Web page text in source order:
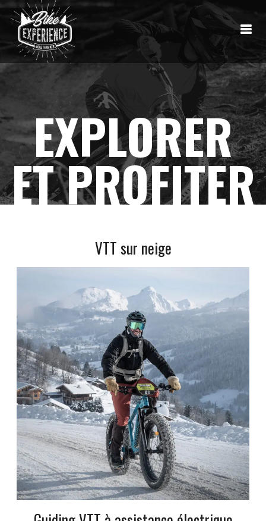
EXPLORER
ET PROFITER
VTT sur neige